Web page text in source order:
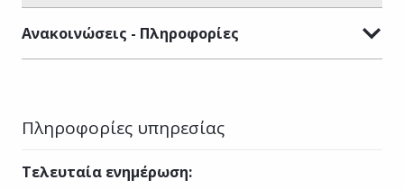
Ανακοινώσεις - Πληροφορίες
Πληροφορίες υπηρεσίας
Τελευταία ενημέρωση: